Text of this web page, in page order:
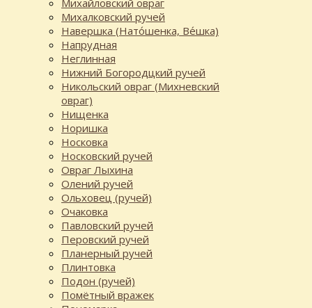
Михайловский овраг
Михалковский ручей
Навершка (Нато́шенка, Ве́шка)
Напрудная
Неглинная
Нижний Богородцкий ручей
Никольский овраг (Михневский
овраг)
Нищенка
Норишка
Носковка
Носковский ручей
Овраг Лыхина
Олений ручей
Ольховец (ручей)
Очаковка
Павловский ручей
Перовский ручей
Планерный ручей
Плинтовка
Подон (ручей)
Помётный вражек